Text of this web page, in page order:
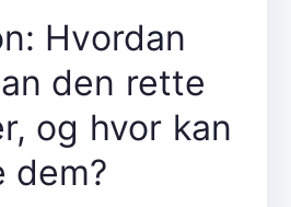
Hvordan
den rette
og hvor kan
dem?